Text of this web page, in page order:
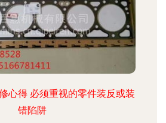
心得 必须重视的零件装反或装
错陷阱